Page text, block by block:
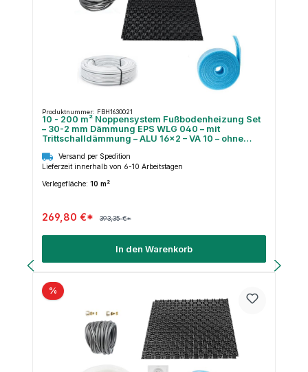
Produktnummer: FBH1630021
10 - 200 m² Noppensystem Fußbodenheizung Set
– 30-2 mm Dämmung EPS WLG 040 – mit
Trittschalldämmung – ALU 16×2 – VA 10 – ohne
Versand per Spedition
Lieferzeit innerhalb von 6-10 Arbeitstagen
Verlegefläche: 10 m²
269,80 €* 393,35 €*
In den Warenkorb
%